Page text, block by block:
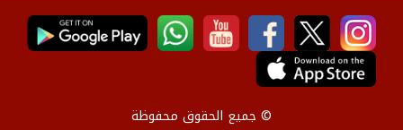
© جميع الحقوق محفوظة